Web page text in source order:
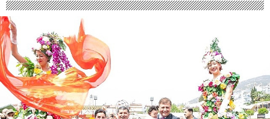
Kullanıyor, 2025’te
Saldırılarda DDoS Öne
Çıkıyor- Haber Şafak